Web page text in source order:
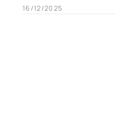
16/12/2025